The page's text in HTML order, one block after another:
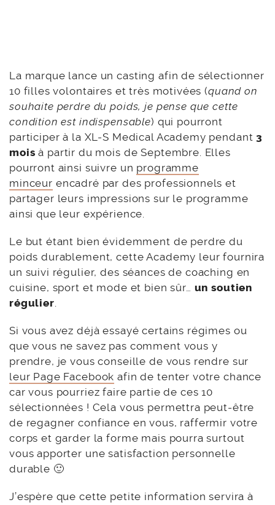
La marque lance un casting afin de sélectionner
10 filles volontaires et très motivées (quand on
souhaite perdre du poids, je pense que cette
condition est indispensable) qui pourront
participer à la XL-S Medical Academy pendant3
mois à partir du mois de Septembre. Elles
pourront ainsi suivre un programme
minceur encadré par des professionnels et
partager leurs impressions sur le programme
ainsi que leur expérience.
Le but étant bien évidemment de perdre du
poids durablement, cette Academy leur fournira
un suivi régulier, des séances de coaching en
cuisine, sport et mode et bien sûr… un soutien
régulier.
Si vous avez déjà essayé certains régimes ou
que vous ne savez pas comment vous y
prendre, je vous conseille de vous rendre sur
leur Page Facebook afin de tenter votre chance
car vous pourriez faire partie de ces 10
sélectionnées ! Cela vous permettra peut-être
de regagner confiance en vous, raffermir votre
corps et garder la forme mais pourra surtout
vous apporter une satisfaction personnelle
durable 🙂
J’espère que cette petite information servira à